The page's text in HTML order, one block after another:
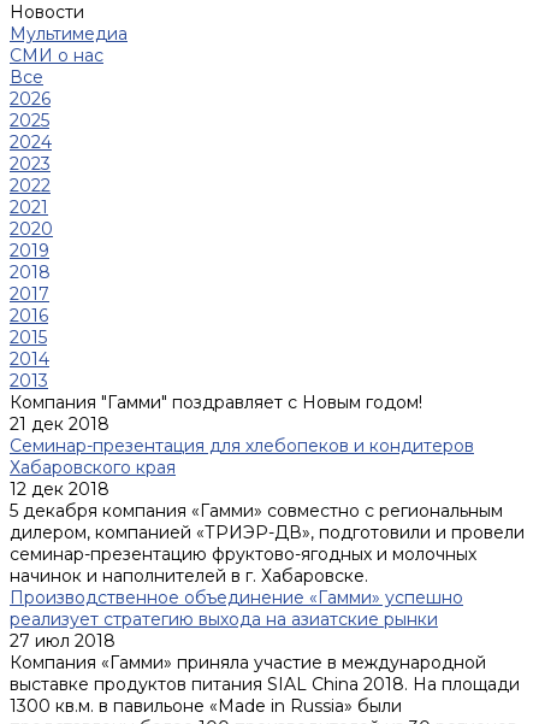
Новости
Мультимедиа
СМИ о нас
Все
2026
2025
2024
2023
2022
2021
2020
2019
2018
2017
2016
2015
2014
2013
Компания "Гамми" поздравляет с Новым годом!
21 дек 2018
Семинар-презентация для хлебопеков и кондитеров
Хабаровского края
12 дек 2018
5 декабря компания «Гамми» совместно с региональным
дилером, компанией «ТРИЭР-ДВ», подготовили и провели
семинар-презентацию фруктово-ягодных и молочных
начинок и наполнителей в г. Хабаровске.
Производственное объединение «Гамми» успешно
реализует стратегию выхода на азиатские рынки
27 июл 2018
Компания «Гамми» приняла участие в международной
выставке продуктов питания SIAL China 2018. На площади
1300 кв.м. в павильоне «Made in Russia» были